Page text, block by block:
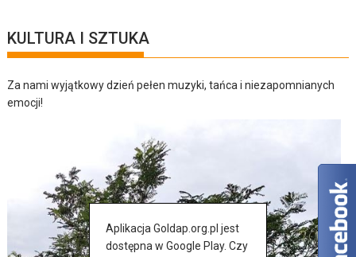
KULTURA I SZTUKA
Za nami wyjątkowy dzień pełen muzyki, tańca i niezapomnianych
emocji!
Aplikacja Goldap.org.pl jest
dostępna w Google Play. Czy